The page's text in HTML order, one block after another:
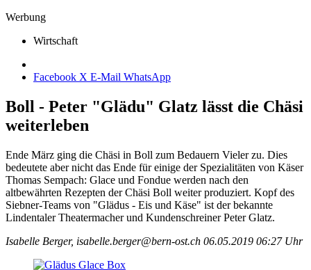
Werbung
Wirtschaft
Facebook X E-Mail WhatsApp
Boll - Peter "Glädu" Glatz lässt die Chäsi
weiterleben
Ende März ging die Chäsi in Boll zum Bedauern Vieler zu. Dies
bedeutete aber nicht das Ende für einige der Spezialitäten von Käser
Thomas Sempach: Glace und Fondue werden nach den
altbewährten Rezepten der Chäsi Boll weiter produziert. Kopf des
Siebner-Teams von "Glädus - Eis und Käse" ist der bekannte
Lindentaler Theatermacher und Kundenschreiner Peter Glatz.
Isabelle Berger, isabelle.berger@bern-ost.ch 06.05.2019 06:27 Uhr